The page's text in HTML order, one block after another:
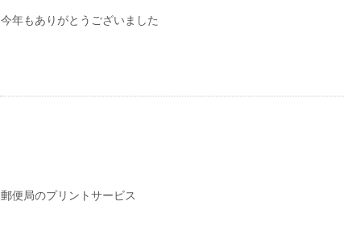
今年もありがとうございました
郵便局のプリントサービス